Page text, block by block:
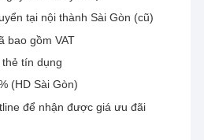
tại nội thành Sài Gòn (cũ)
bao gồm VAT
tín dụng
(HD Sài Gòn)
để nhận được giá ưu đãi